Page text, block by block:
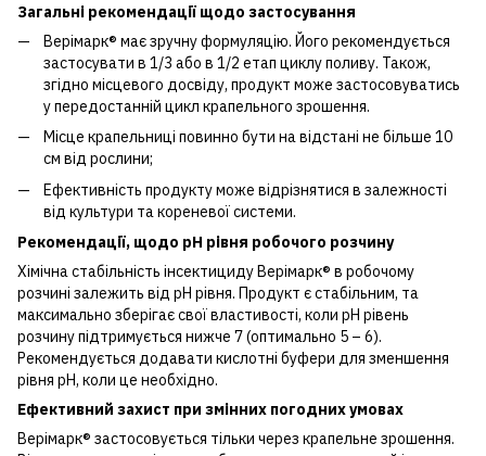
Загальні рекомендації щодо застосування
Верімарк® має зручну формуляцію. Його рекомендується
застосувати в 1/3 або в 1/2 етап циклу поливу. Також,
згідно місцевого досвіду, продукт може застосовуватись
у передостанній цикл крапельного зрошення.
Місце крапельниці повинно бути на відстані не більше 10
см від рослини;
Ефективність продукту може відрізнятися в залежності
від культури та кореневої системи.
Рекомендації, щодо pH рівня робочого розчину
Хімічна стабільність інсектициду Верімарк® в робочому
розчині залежить від pH рівня. Продукт є стабільним, та
максимально зберігає свої властивості, коли pH рівень
розчину підтримується нижче 7 (оптимально 5 – 6).
Рекомендується додавати кислотні буфери для зменшення
рівня pH, коли це необхідно.
Ефективний захист при змінних погодних умовах
Верімарк® застосовується тільки через крапельне зрошення.